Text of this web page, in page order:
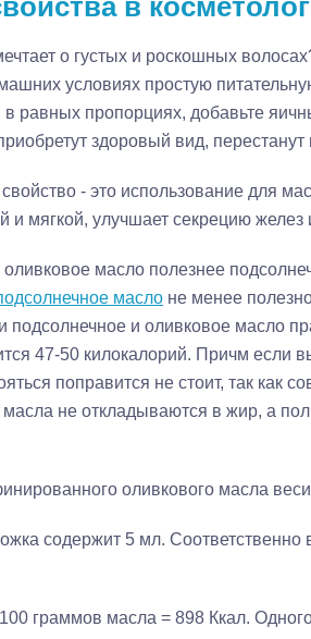
в
о густых и роскошных
условиях простую
равных пропорциях, добавьте
здоровый вид, перестанут
- это использование для
и мягкой, улучшает секрецию
оливковое масло полезнее
масло не менее
подсолнечное и оливковое масло
47-50 килокалорий. Причм если
поправится не стоит, так как
не откладываются в жир, а
оливкового масла
содержит 5 мл. Соответственно
граммов масла = 898 Ккал.